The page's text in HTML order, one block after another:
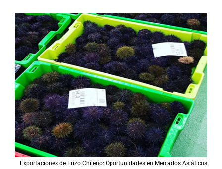
Exportaciones de Erizo Chileno: Oportunidades en Mercados Asiáticos